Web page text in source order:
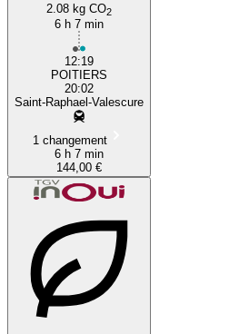
2.08 kg CO2
6 h 7 min
12:19
POITIERS
20:02
Saint-Raphael-Valescure
1 changement
6 h 7 min
144,00 €